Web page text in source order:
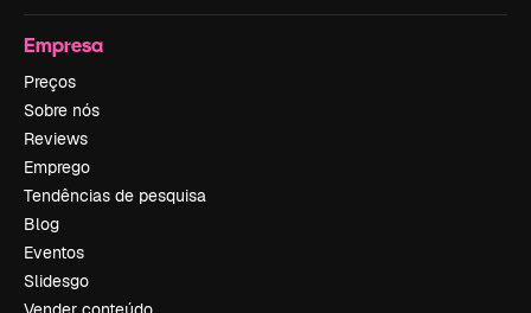
Empresa
Preços
Sobre nós
Reviews
Emprego
Tendências de pesquisa
Blog
Eventos
Slidesgo